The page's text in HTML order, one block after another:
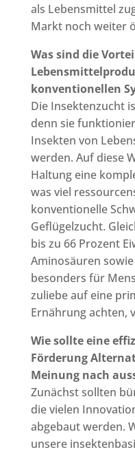
als Lebensmittel
Markt noch weiter
Was sind die
konventionellen
Die Insektenzucht
denn sie
Insekten von
werden. Auf diese
Haltung eine
was viel
konventionelle
Geflügelzucht.
bis zu 66 Prozent
Aminosäuren
besonders für
zuliebe auf eine
Ernährung achten,
Wie sollte eine
Förderung
Meinung nach
Zunächst sollten
die vielen
abgebaut werden.
unsere